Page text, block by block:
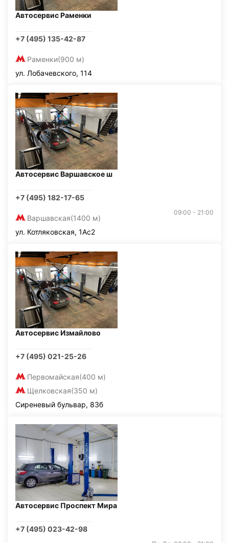
Автосервис Раменки
+7 (495) 135-42-87
Раменки(900 м)
ул. Лобачевского, 114
Автосервис Варшавское ш
+7 (495) 182-17-65
Варшавская(1400 м)
09:00 - 21:00
ул. Котляковская, 1Ас2
Автосервис Измайлово
+7 (495) 021-25-26
Первомайская(400 м)
Щелковская(350 м)
Сиреневый бульвар, 83б
Автосервис Проспект Мира
+7 (495) 023-42-98